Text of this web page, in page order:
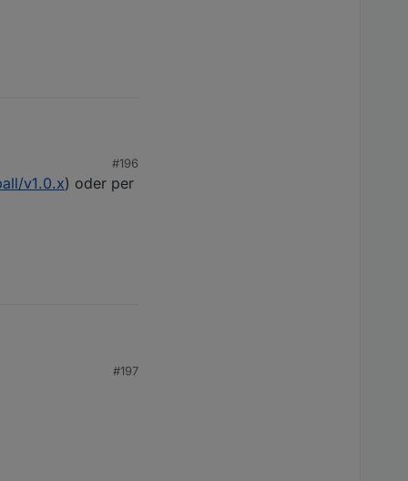
#196
v1.0.x) oder per
#197